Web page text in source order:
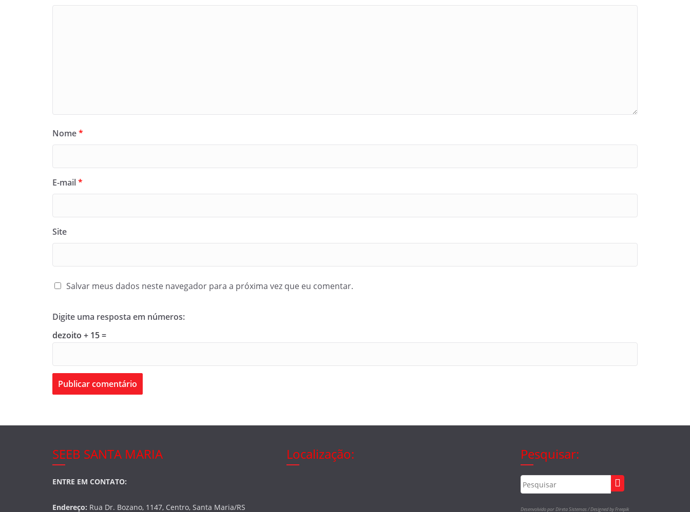
Nome*
E-mail*
Site
Salvar meus dados neste navegador para a próxima vez que eu comentar.
Digite uma resposta em números:
dezoito + 15 =
SEEB SANTA MARIA
ENTRE EM CONTATO:
Endereço: Rua Dr. Bozano, 1147, Centro, Santa Maria/RS
Localização: Pesquisar:
Desenvolvido por Direta Sistemas /Designed by Freepik